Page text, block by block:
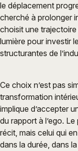
le déplacement
cherché à prolonger
choisit une
lumière pour investir
structurantes de
Ce choix n’est pas
transformation
implique d’accepter
du rapport à l’ego.
récit, mais celui qui
dans la durée, dans